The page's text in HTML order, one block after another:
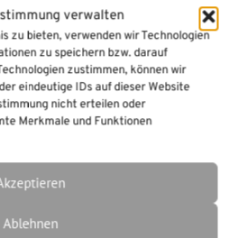
verwalten
zu bieten, verwenden wir Technologien
zu speichern bzw. darauf
zustimmen, können wir
eindeutige IDs auf dieser Website
nicht erteilen oder
Merkmale und Funktionen
Ablehnen